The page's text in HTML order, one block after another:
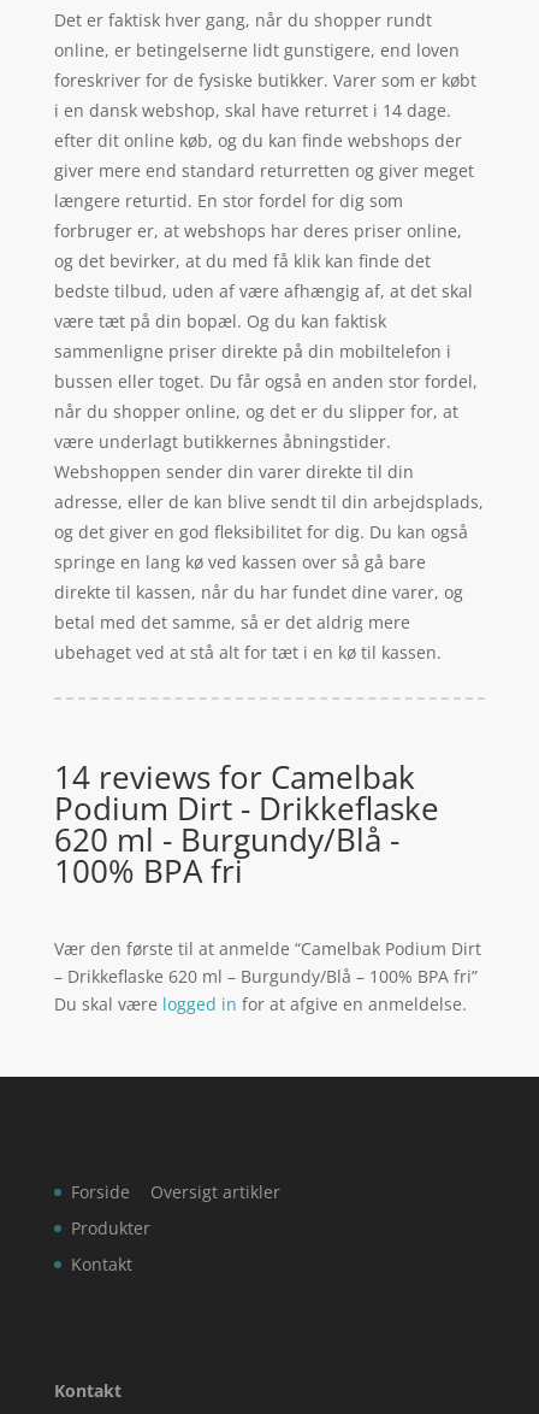
Det er faktisk hver gang, når du shopper rundt
online, er betingelserne lidt gunstigere, end loven
foreskriver for de fysiske butikker. Varer som er købt
i en dansk webshop, skal have returret i 14 dage.
efter dit online køb, og du kan finde webshops der
giver mere end standard returretten og giver meget
længere returtid. En stor fordel for dig som
forbruger er, at webshops har deres priser online,
og det bevirker, at du med få klik kan finde det
bedste tilbud, uden af være afhængig af, at det skal
være tæt på din bopæl. Og du kan faktisk
sammenligne priser direkte på din mobiltelefon i
bussen eller toget. Du får også en anden stor fordel,
når du shopper online, og det er du slipper for, at
være underlagt butikkernes åbningstider.
Webshoppen sender din varer direkte til din
adresse, eller de kan blive sendt til din arbejdsplads,
og det giver en god fleksibilitet for dig. Du kan også
springe en lang kø ved kassen over så gå bare
direkte til kassen, når du har fundet dine varer, og
betal med det samme, så er det aldrig mere
ubehaget ved at stå alt for tæt i en kø til kassen.
14 reviews for Camelbak
Podium Dirt - Drikkeflaske
620 ml - Burgundy/Blå -
100% BPA fri
Vær den første til at anmelde “Camelbak Podium Dirt
– Drikkeflaske 620 ml – Burgundy/Blå – 100% BPA fri”
Du skal være logged in for at afgive en anmeldelse.
Forside
Produkter
Kontakt
Oversigt artikler
Kontakt